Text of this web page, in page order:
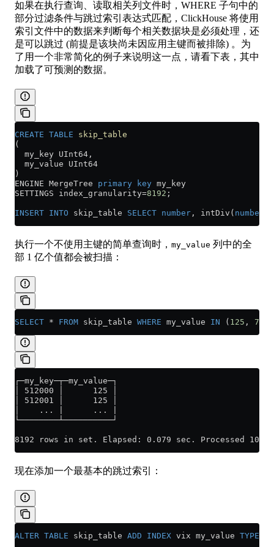
如果在执行查询、读取相关列文件时，WHERE 子句中的
部分过滤条件与跳过索引表达式匹配，ClickHouse 将使用
索引文件中的数据来判断每个相关数据块是必须处理，还
是可以跳过 (前提是该块尚未因应用主键而被排除) 。为
了用一个非常简化的例子来说明这一点，请看下表，其中
加载了可预测的数据。
CREATE TABLE skip_table
(
  my_key UInt64,
  my_value UInt64
)
ENGINE MergeTree primary key my_key
SETTINGS index_granularity=8192 ;
INSERT INTO skip_table SELECT number , intDiv( number
执行一个不使用主键的简单查询时， my_value 列中的全
部 1 亿个值都会被扫描：
SELECT * FROM skip_table WHERE my_value IN ( 125 , 700
┌─my_key─┬─my_value─┐
│ 512000 │      125 │
│ 512001 │      125 │
│    ... |      ... |
└────────┴──────────┘
8192 rows in set. Elapsed: 0.079 sec. Processed
现在添加一个最基本的跳过索引：
ALTER TABLE skip_table ADD INDEX vix my_value TYPE